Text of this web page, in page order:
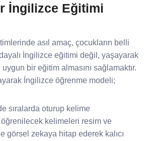
İngilizce Eğitimi
asıl amaç, çocukların belli
İngilizce eğitimi değil, yaşayarak
bir eğitim almasını sağlamaktır.
İngilizce öğrenme modeli;
sıralarda oturup kelime
kelimeleri resim ve
görsel zekaya hitap ederek kalıcı